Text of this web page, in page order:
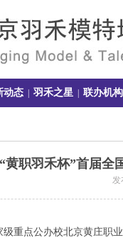
动态 羽禾之星 联办机构
黄职羽禾杯”首届全
发
重点公办校北京黄庄职